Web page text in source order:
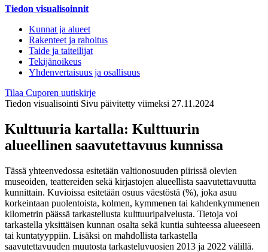
Tiedon visualisoinnit
Kunnat ja alueet
Rakenteet ja rahoitus
Taide ja taiteilijat
Tekijänoikeus
Yhdenvertaisuus ja osallisuus
Tilaa Cuporen uutiskirje
Tiedon visualisointi Sivu päivitetty viimeksi 27.11.2024
Kulttuuria kartalla: Kulttuurin
alueellinen saavutettavuus kunnissa
Tässä yhteenvedossa esitetään valtionosuuden piirissä olevien
museoiden, teattereiden sekä kirjastojen alueellista saavutettavuutta
kunnittain. Kuvioissa esitetään osuus väestöstä (%), joka asuu
korkeintaan puolentoista, kolmen, kymmenen tai kahdenkymmenen
kilometrin päässä tarkastellusta kulttuuripalvelusta. Tietoja voi
tarkastella yksittäisen kunnan osalta sekä kuntia suhteessa alueeseen
tai kuntatyyppiin. Lisäksi on mahdollista tarkastella
saavutettavuuden muutosta tarkasteluvuosien 2013 ja 2022 välillä.